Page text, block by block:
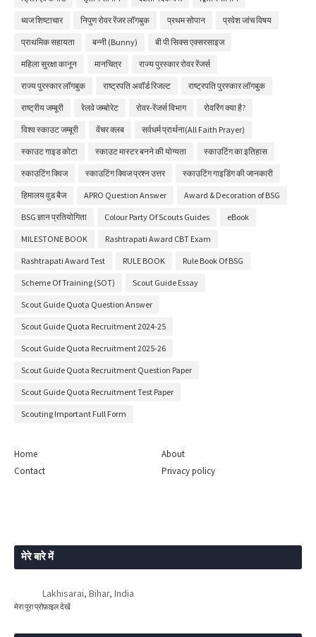
ध्वज शिष्टाचार निपुण रोवर रेंजर लॉगबुक प्रथम सोपान प्रवेश जांच विषय
प्राथमिक सहायता बन्नी (Bunny) बी पी सिक्स एक्सरसाइज
महिला सुरक्षा कानून मानचित्र राज्य पुरस्कार रोवर रेंजर्स
राज्य पुरस्कार लॉगबुक राष्ट्रपति अवॉर्ड रिजल्ट राष्ट्रपति पुरस्कार लॉगबुक
राष्ट्रीय जम्बूरी रेलवे जम्बोरेट रोवर-रेंजर्स विभाग रोवरिंग क्या है?
विश्व स्काउट जम्बूरी वेंचर क्लब सर्वधर्म प्रार्थना(All Faith Prayer)
स्काउट गाइड कोटा स्काउट मास्टर बनने की योग्यता स्काउटिंग का इतिहास
स्काउटिंग क्विज स्काउटिंग क्विज प्रश्न उत्तर स्काउटिंग गाइडिंग की जानकारी
हिमालय वुड बैज APRO Question Answer Award & Decoration of BSG
BSG ज्ञान प्रतियोगिता Colour Party Of Scouts Guides eBook
MILESTONE BOOK Rashtrapati Award CBT Exam
Rashtrapati Award Test RULE BOOK Rule Book Of BSG
Scheme Of Training (SOT) Scout Guide Essay
Scout Guide Quota Question Answer
Scout Guide Quota Recruitment 2024-25
Scout Guide Quota Recruitment 2025-26
Scout Guide Quota Recruitment Question Paper
Scout Guide Quota Recruitment Test Paper
Scouting Important Full Form
Home
About
Contact
Privacy policy
मेरे बारे में
Lakhisarai, Bihar, India
मेरा पूरा प्रोफ़ाइल देखें